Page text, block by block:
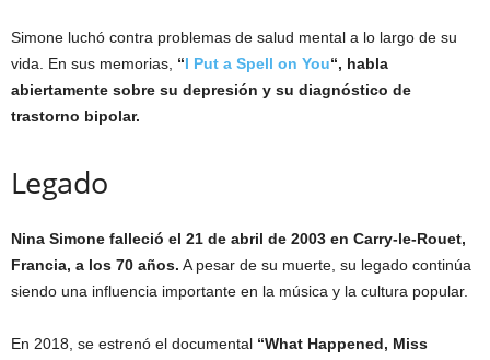
Simone luchó contra problemas de salud mental a lo largo de su
vida. En sus memorias, “I Put a Spell on You“, habla
abiertamente sobre su depresión y su diagnóstico de
trastorno bipolar.
Legado
Nina Simone falleció el 21 de abril de 2003 en Carry-le-Rouet,
Francia, a los 70 años. A pesar de su muerte, su legado continúa
siendo una influencia importante en la música y la cultura popular.
En 2018, se estrenó el documental “What Happened, Miss